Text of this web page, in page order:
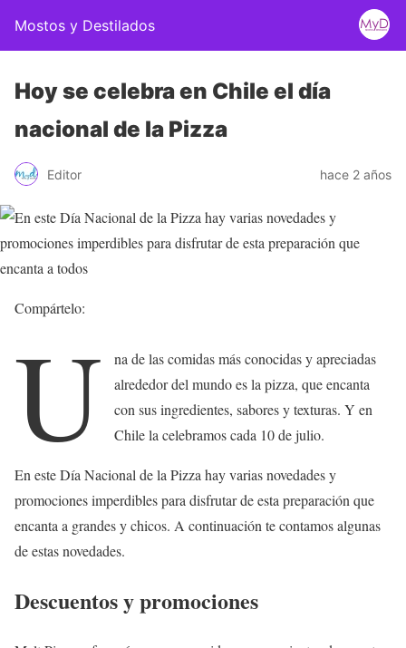
Mostos y Destilados
Hoy se celebra en Chile el día
nacional de la Pizza
Editor hace 2 años
Compártelo:
U
na de las comidas más conocidas y apreciadas
alrededor del mundo es la pizza, que encanta
con sus ingredientes, sabores y texturas. Y en
Chile la celebramos cada 10 de julio.
En este Día Nacional de la Pizza hay varias novedades y
promociones imperdibles para disfrutar de esta preparación que
encanta a grandes y chicos. A continuación te contamos algunas
de estas novedades.
Descuentos y promociones